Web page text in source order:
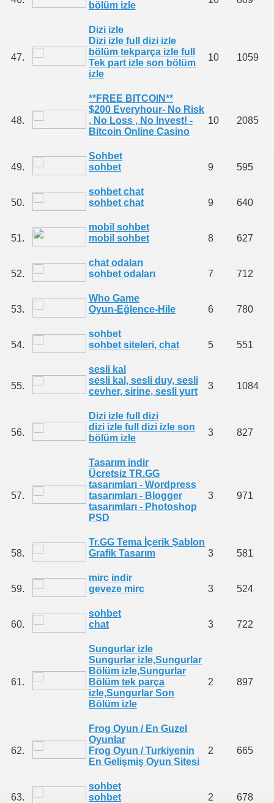
bölüm izle
47.
Dizi izle
Dizi izle full dizi izle
bölüm tekparça izle full
Tek part izle son bölüm
izle
10 1059
48.
**FREE BITCOIN**
$200 Everyhour- No Risk
, No Loss , No Invest! -
Bitcoin Online Casino
10 2085
49.
Sohbet
sohbet
9 595
50.
sohbet chat
sohbet chat
9 640
51.
mobil sohbet
mobil sohbet
8 627
52.
chat odaları
sohbet odaları
7 712
53.
Who Game
Oyun-Eğlence-Hile
6 780
54.
sohbet
sohbet siteleri, chat
5 551
55.
sesli kal
sesli kal, sesli duy, sesli
cevher, sirine, sesli yurt
3 1084
56.
Dizi izle full dizi
dizi izle full dizi izle son
bölüm izle
3 827
57.
Tasarım indir
Ücretsiz TR.GG
tasarımları - Wordpress
tasarımları - Blogger
tasarımları - Photoshop
PSD
3 971
58.
Tr.GG Tema İçerik Şablon
Grafik Tasarım
3 581
59.
mirc indir
geveze mirc
3 524
60.
sohbet
chat
3 722
61.
Sungurlar izle
Sungurlar izle,Sungurlar
Bölüm izle,Sungurlar
Bölüm tek parça
izle,Sungurlar Son
Bölüm izle
2 897
62.
Frog Oyun / En Guzel
Oyunlar
Frog Oyun / Turkiyenin
En Gelişmiş Oyun Sitesi
2 665
63.
sohbet
sohbet
2 678